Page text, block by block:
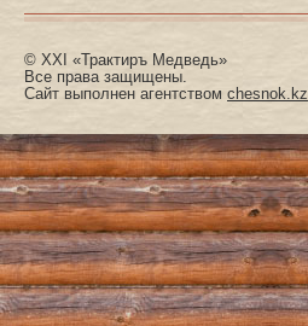
© XXI «Трактиръ Медведь»
Все права защищены.
Сайт выполнен агентством chesnok.kz